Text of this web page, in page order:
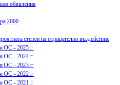
обявления
2000
степен на отрицателно въздействие
ОС - 2025 г.
ОС - 2024 г.
ОС - 2023 г.
ОС - 2022 г.
ОС - 2021 г.